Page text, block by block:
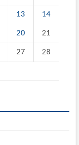
13 14
20 21
27 28